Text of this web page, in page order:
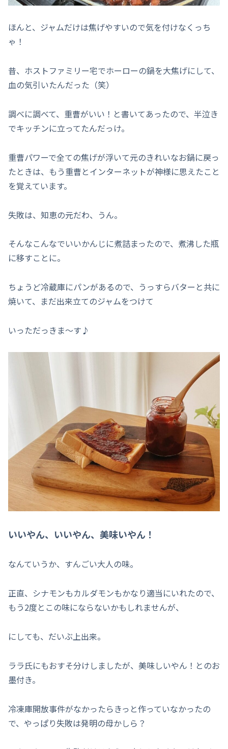
ほんと、ジャムだけは焦げやすいので気を付けなくっち
ゃ！
昔、ホストファミリー宅でホーローの鍋を大焦げにして、
血の気引いたんだった（笑）
調べに調べて、重曹がいい！と書いてあったので、半泣き
でキッチンに立ってたんだっけ。
重曹パワーで全ての焦げが浮いて元のきれいなお鍋に戻っ
たときは、もう重曹とインターネットが神様に思えたこと
を覚えています。
失敗は、知恵の元だわ、うん。
そんなこんなでいいかんじに煮詰まったので、煮沸した瓶
に移すことに。
ちょうど冷蔵庫にパンがあるので、うっすらバターと共に
焼いて、まだ出来立てのジャムをつけて
いっただっきま～す♪
いいやん、いいやん、美味いやん！
なんていうか、すんごい大人の味。
正直、シナモンもカルダモンもかなり適当にいれたので、
もう2度とこの味にならないかもしれませんが、
にしても、だいぶ上出来。
ララ氏にもおすそ分けしましたが、美味しいやん！とのお
墨付き。
冷凍庫開放事件がなかったらきっと作っていなかったの
で、やっぱり失敗は発明の母かしら？